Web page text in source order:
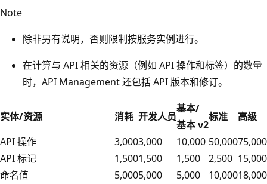
Note
除非另有说明，否则限制按服务实例进行。
在计算与 API 相关的资源（例如 API 操作和标签）的数量
时，API Management 还包括 API 版本和修订。
实体/资源 消耗 开发人员
基本/
基本 v2
标准
高级
API 操作
3,0003,000 10,000 50,00075,000
API 标记
1,5001,500 1,500 2,500 15,000
命名值
5,0005,000 5,000 10,00018,000